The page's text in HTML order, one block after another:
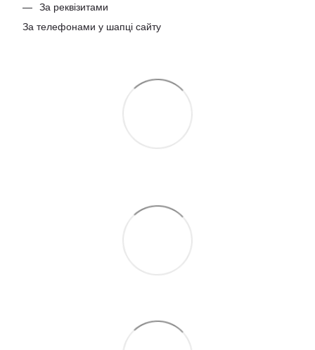
За реквізитами
За телефонами у шапці сайту